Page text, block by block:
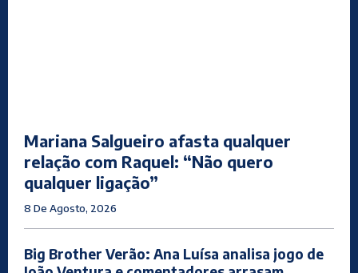
Mariana Salgueiro afasta qualquer
relação com Raquel: “Não quero
qualquer ligação”
8 De Agosto, 2026
Big Brother Verão: Ana Luísa analisa jogo de